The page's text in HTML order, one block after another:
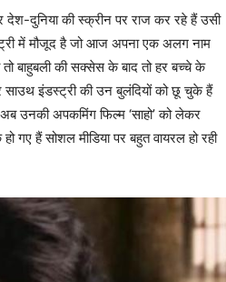
देश-दुनिया की स्क्रीन पर राज कर रहे हैं उसी
में मौजूद है जो आज अपना एक अलग नाम
बाहुबली की सक्सेस के बाद तो हर बच्चे के
साउथ इंडस्ट्री की उन बुलंदियों को छू चुके हैं
उनकी अपकमिंग फिल्म ‘साहो’ को लेकर
गए हैं सोशल मीडिया पर बहुत वायरल हो रही